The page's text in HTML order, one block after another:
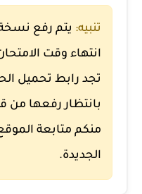
تنبيه: يتم رفع نسخة
انتهاء وقت
تجد رابط تحميل
بانتظار رفعها من
منكم متابعة
الجديدة.